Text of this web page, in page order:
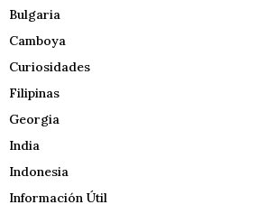
Bulgaria
Camboya
Curiosidades
Filipinas
Georgia
India
Indonesia
Información Útil